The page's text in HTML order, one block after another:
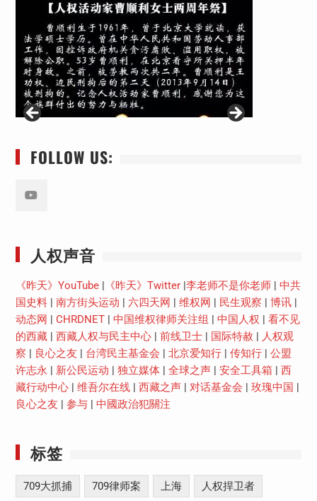
FOLLOW US:
人权声音
《昨天》YouTube| 《昨天》Twitter| 李老师不是你老师| 中共
国史料| 南方街头运动 六四天网 维权网 民生观察 博讯|
动态网
CHRDNET| 中国维权律师关注组 中国人权
看不见
的西藏| 西藏人权与民主中心| 前线卫士| 国际特赦
人权观
察
良心之友 台湾民主基金会 北京爱知行| 传知行| 公盟
许志永
新公民运动 独立媒体| 全球之声| 安全工具箱
西
藏行动中心| 维吾尔在线| 西藏之声| 对话基金会 玫瑰中国
良心之友
参与| 中國政治犯關注
标签
709大抓捕 709律师案 上海 人权捍卫者